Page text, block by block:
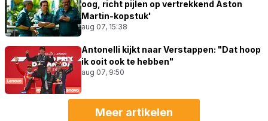
oog, richt pijlen op vertrekkend Aston
Martin-kopstuk'
aug 07, 15:38
Antonelli kijkt naar Verstappen: "Dat hoop
ik ooit ook te hebben"
aug 07, 9:50
Meer artikelen